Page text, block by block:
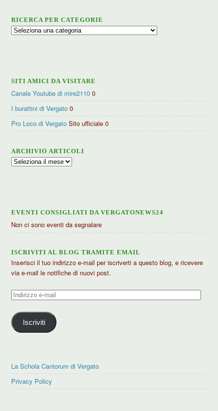
RICERCA PER CATEGORIE
Ricerca
SITI AMICI DA VISITARE
Canale Youtube di mire2110 0
I burattini di Vergato 0
Pro Loco di Vergato Sito ufficiale 0
ARCHIVIO ARTICOLI
Archivio
EVENTI CONSIGLIATI DA VERGATONEWS24
Non ci sono eventi da segnalare
ISCRIVITI AL BLOG TRAMITE EMAIL
Inserisci il tuo indirizzo e-mail per iscriverti a questo blog, e ricevere
via e-mail le notifiche di nuovi post.
Indirizzo
mail
Iscriviti
La Schola Cantorum di Vergato
Privacy Policy